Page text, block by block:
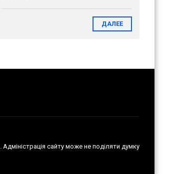
ДАЛЕЕ
. Адміністрація сайту може не поділяти думку